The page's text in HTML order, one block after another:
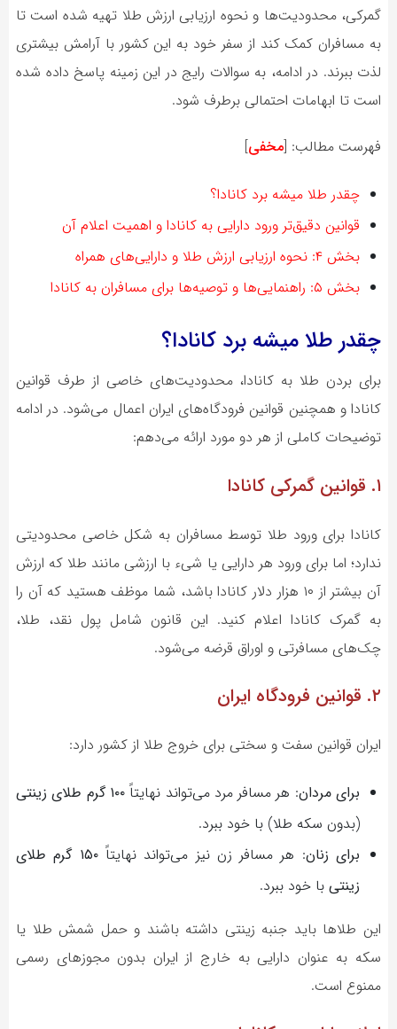
گمرکی، محدودیت‌ها و نحوه ارزیابی ارزش طلا تهیه شده است تا
به مسافران کمک کند از سفر خود به این کشور با آرامش بیشتری
لذت ببرند. در ادامه، به سوالات رایج در این زمینه پاسخ داده شده
است تا ابهامات احتمالی برطرف شود.
فهرست مطالب: [مخفی]
چقدر طلا میشه برد کانادا؟
قوانین دقیق‌تر ورود دارایی به کانادا و اهمیت اعلام آن
بخش ۴: نحوه ارزیابی ارزش طلا و دارایی‌های همراه
بخش ۵: راهنمایی‌ها و توصیه‌ها برای مسافران به کانادا
چقدر طلا میشه برد کانادا؟
برای بردن طلا به کانادا، محدودیت‌های خاصی از طرف قوانین
کانادا و همچنین قوانین فرودگاه‌های ایران اعمال می‌شود. در ادامه
توضیحات کاملی از هر دو مورد ارائه می‌دهم:
۱. قوانین گمرکی کانادا
کانادا برای ورود طلا توسط مسافران به شکل خاصی محدودیتی
ندارد؛ اما برای ورود هر دارایی یا شیء با ارزشی مانند طلا که ارزش
آن بیشتر از ۱۰ هزار دلار کانادا باشد، شما موظف هستید که آن را
به گمرک کانادا اعلام کنید. این قانون شامل پول نقد، طلا،
چک‌های مسافرتی و اوراق قرضه می‌شود.
۲. قوانین فرودگاه ایران
ایران قوانین سفت و سختی برای خروج طلا از کشور دارد:
برای مردان: هر مسافر مرد می‌تواند نهایتاً۱۰۰ گرم طلای زینتی
(بدون سکه طلا) با خود ببرد.
برای زنان: هر مسافر زن نیز می‌تواند نهایتاً
۱۵۰ گرم طلای
زینتی با خود ببرد.
این طلاها باید جنبه زینتی داشته باشند و حمل شمش طلا یا
سکه به عنوان دارایی به خارج از ایران بدون مجوزهای رسمی
ممنوع است.